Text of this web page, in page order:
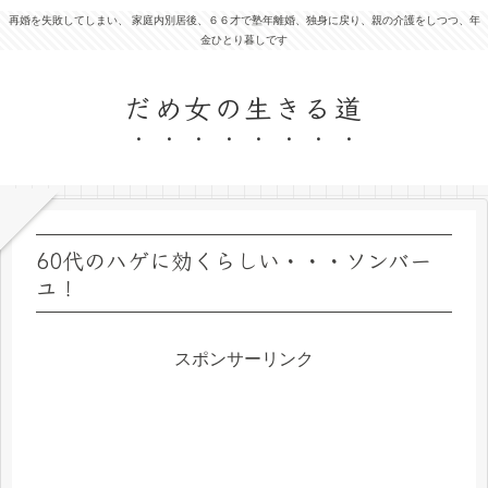
再婚を失敗してしまい、 家庭内別居後、６６才で塾年離婚、独身に戻り、親の介護をしつつ、年
金ひとり暮しです
だめ女の生きる道
60代のハゲに効くらしい・・・ソンバー
ユ！
スポンサーリンク